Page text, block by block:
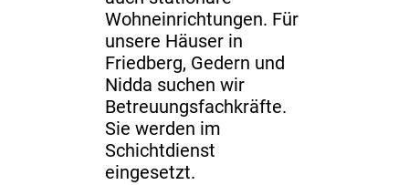
Wohneinrichtungen. Für
unsere Häuser in
Friedberg, Gedern und
Nidda suchen wir
Betreuungsfachkräfte.
Sie werden im
Schichtdienst
eingesetzt.